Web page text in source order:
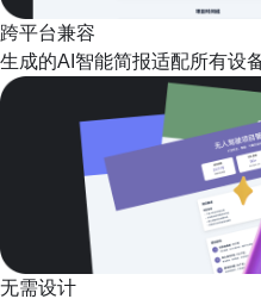
跨平台兼容
生成的AI智能简报适配所有设
无需设计